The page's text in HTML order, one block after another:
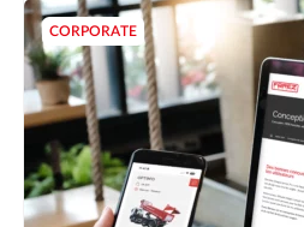
CORPORATE
FAQ